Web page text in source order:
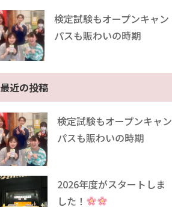
検定試験もオープンキャン
パスも賑わいの時期
最近の投稿
検定試験もオープンキャン
パスも賑わいの時期
2026年度がスタートしま
した！